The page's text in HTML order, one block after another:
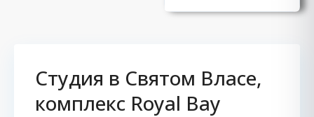
Студия в Святом Власе,
комплекс Royal Bay